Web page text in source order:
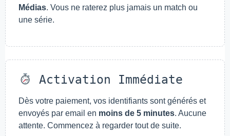
Médias. Vous ne raterez plus jamais un match ou
une série.
Activation Immédiate
Dès votre paiement, vos identifiants sont générés et
envoyés par email en moins de 5 minutes. Aucune
attente. Commencez à regarder tout de suite.